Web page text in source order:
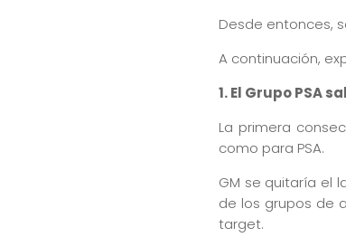
Desde entonces,
A continuación,
1. El Grupo PSA
La primera
como para PSA.
GM se quitaría el
de los grupos de
target.